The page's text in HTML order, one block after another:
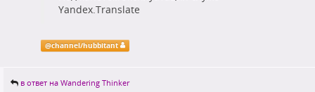
Yandex.Translate
@channel/hubbitant
в ответ на Wandering Thinker